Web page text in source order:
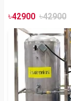
৳42900 ৳42900